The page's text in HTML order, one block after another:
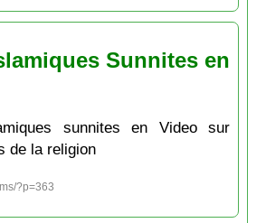
Sunnites en
sunnites en Video sur
de la religion
?p=363